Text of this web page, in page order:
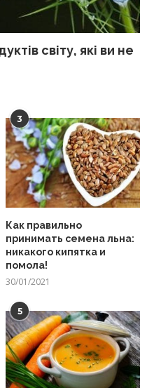
світу, які ви не
3
Как правильно
принимать семена льна:
никакого кипятка и
помола!
30/01/2021
5